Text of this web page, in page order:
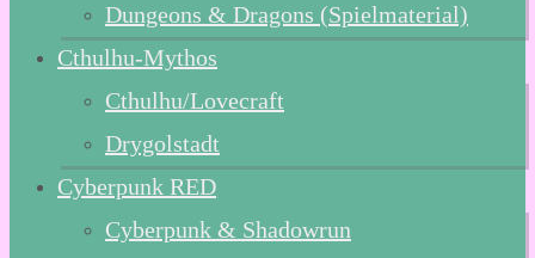
Dungeons & Dragons (Spielmaterial)
Cthulhu-Mythos
Cthulhu/Lovecraft
Drygolstadt
Cyberpunk RED
Cyberpunk & Shadowrun